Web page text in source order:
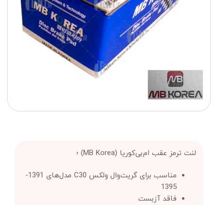
لنت ترمز عقب ام‌بی‌کوریا (MB Korea) ؛
مناسب برای گریت‌وال ولکس C30 مدل‌های 1391-
1395
فاقد آزبست